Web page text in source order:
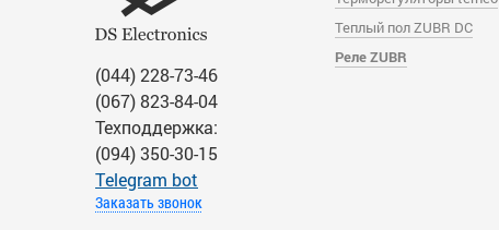
(044) 228-73-46
(067) 823-84-04
Техподдержка:
(094) 350-30-15
Тelegram bot
Заказать звонок
Теплый пол ZUBR DC
Реле ZUBR